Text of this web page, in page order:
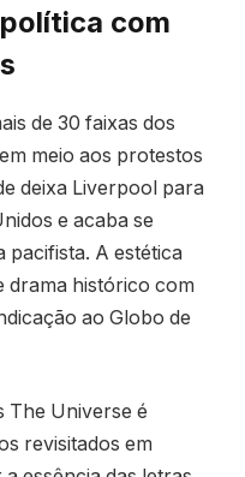
com
de 30 faixas dos
meio aos protestos
deixa Liverpool para
e acaba se
pacifista. A estética
drama histórico com
ao Globo de
The Universe é
revisitados em